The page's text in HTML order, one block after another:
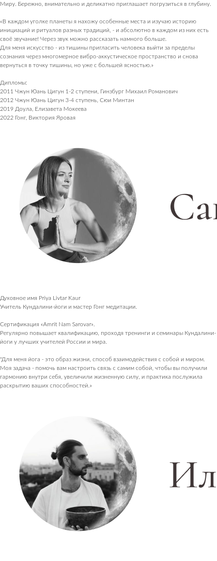
Миру. Бережно, внимательно и деликатно приглашает погрузиться в глубину.
«В каждом уголке планеты я нахожу особенные места и изучаю историю
инициаций и ритуалов разных традиций, - и абсолютно в каждом из них есть
своё звучание! Через звук можно рассказать намного больше.
Для меня искусство - из тишины пригласить человека выйти за пределы
сознания через многомерное вибро-аккустическое пространство и снова
вернуться в точку тишины, но уже с большей ясностью.»
Дипломы:
2011 Чжун Юань Цигун 1-2 ступени, Гинзбург Михаил Романович
2012 Чжун Юань Цигун 3-4 ступень, Сюи Минтан
2019 Доула, Елизавета Мокеева
2022 Гонг, Виктория Яровая
Духовное имя Priya Livtar Kaur
Учитель Кундалини-йоги и мастер Гонг медитации.
Сертификация «Amrit Nam Sarovar».
Регулярно повышает квалификацию, проходя тренинги и семинары Кундалини-
йоги у лучших учителей России и мира.
"Для меня йога - это образ жизни, способ взаимодействия с собой и миром.
Моя задача - помочь вам настроить связь с самим собой, чтобы вы получили
гармонию внутри себя, увеличили жизненную силу, и практика послужила
раскрытию ваших способностей.»